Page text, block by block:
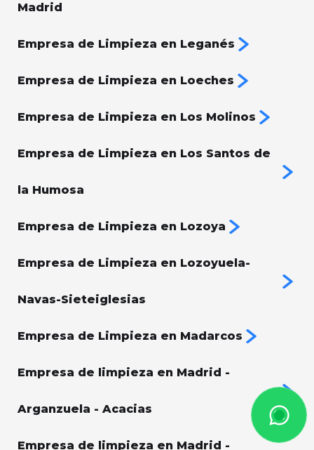
Madrid
Empresa de Limpieza en Leganés
Empresa de Limpieza en Loeches
Empresa de Limpieza en Los Molinos
Empresa de Limpieza en Los Santos de
la Humosa
Empresa de Limpieza en Lozoya
Empresa de Limpieza en Lozoyuela-
Navas-Sieteiglesias
Empresa de Limpieza en Madarcos
Empresa de limpieza en Madrid -
Arganzuela - Acacias
Empresa de limpieza en Madrid -